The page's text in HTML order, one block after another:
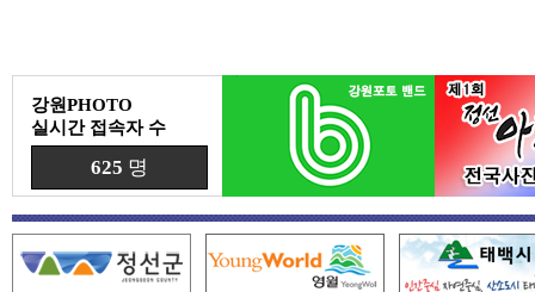
강원PHOTO
실시간 접속자 수
625 명